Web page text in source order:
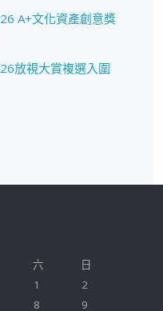
A+文化資產創意獎
放視大賞複選入圍
六
日
1
2
8 9